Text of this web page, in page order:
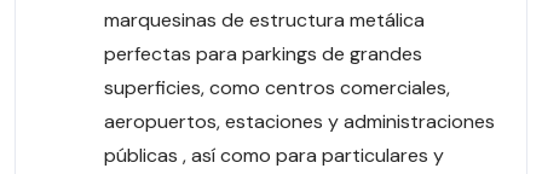
marquesinas de estructura metálica
perfectas para parkings de grandes
superficies, como centros comerciales,
aeropuertos, estaciones y administraciones
públicas , así como para particulares y